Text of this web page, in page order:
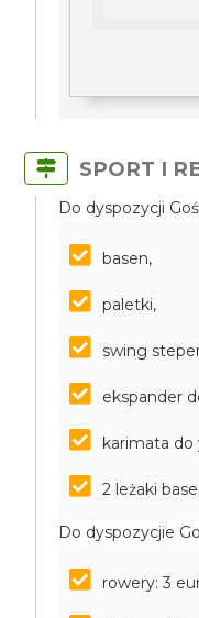
SPORT I
Do dyspozycji
basen,
paletki,
swing
ekspander
karimata do
2 leżaki
Do dyspozycjie
rowery: 3